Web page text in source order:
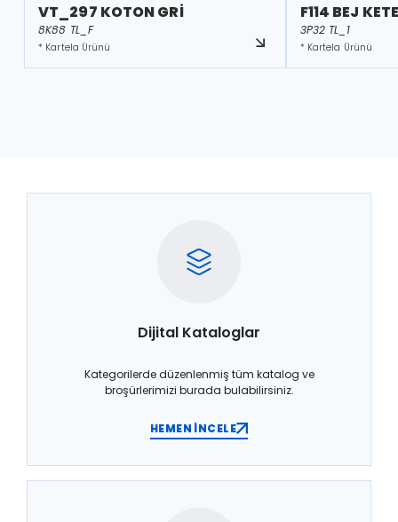
VT_297 KOTON GRİ
8K88 TL_F
* Kartela Ürünü
F114 BEJ
3P32 TL_1
* Kartela Ürünü
Dijital Kataloglar
Kategorilerde düzenlenmiş tüm katalog ve
broşürlerimizi burada bulabilirsiniz.
HEMEN İNCELE